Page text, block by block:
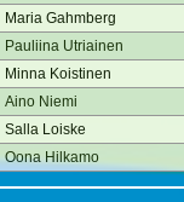
Maria Gahmberg
Pauliina Utriainen
Minna Koistinen
Aino Niemi
Salla Loiske
Oona Hilkamo